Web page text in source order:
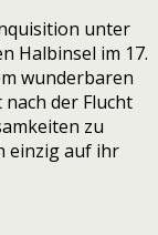
unter
Halbinsel im 17.
wunderbaren
der Flucht
zu
einzig auf ihr